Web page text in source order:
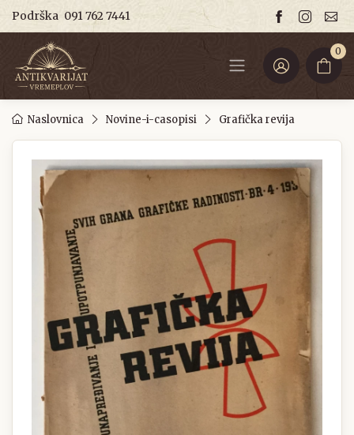
Podrška 091 762 7441
0
Naslovnica Novine-i-casopisi Grafička revija